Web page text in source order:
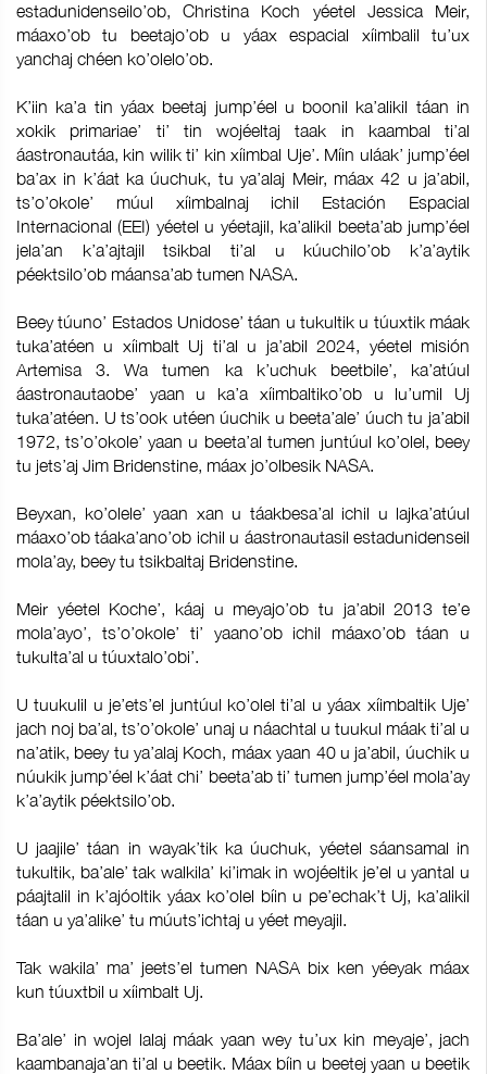
estadunidenseilo’ob, Christina Koch yéetel Jessica Meir,
máaxo’ob tu beetajo’ob u yáax espacial xíimbalil tu’ux
yanchaj chéen ko’olelo’ob.
K’iin ka’a tin yáax beetaj jump’éel u boonil ka’alikil táan in
xokik primariae’ ti’ tin wojéeltaj taak in kaambal ti’al
áastronautáa, kin wilik ti’ kin xíimbal Uje’. Míin uláak’ jump’éel
ba’ax in k’áat ka úuchuk, tu ya’alaj Meir, máax 42 u ja’abil,
ts’o’okole’ múul xíimbalnaj ichil Estación Espacial
Internacional (EEI) yéetel u yéetajil, ka’alikil beeta’ab jump’éel
jela’an k’a’ajtajil tsikbal ti’al u kúuchilo’ob k’a’aytik
péektsilo’ob máansa’ab tumen NASA.
Beey túuno’ Estados Unidose’ táan u tukultik u túuxtik máak
tuka’atéen u xíimbalt Uj ti’al u ja’abil 2024, yéetel misión
Artemisa 3. Wa tumen ka k’uchuk beetbile’, ka’atúul
áastronautaobe’ yaan u ka’a xíimbaltiko’ob u lu’umil Uj
tuka’atéen. U ts’ook utéen úuchik u beeta’ale’ úuch tu ja’abil
1972, ts’o’okole’ yaan u beeta’al tumen juntúul ko’olel, beey
tu jets’aj Jim Bridenstine, máax jo’olbesik NASA.
Beyxan, ko’olele’ yaan xan u táakbesa’al ichil u lajka’atúul
máaxo’ob táaka’ano’ob ichil u áastronautasil estadunidenseil
mola’ay, beey tu tsikbaltaj Bridenstine.
Meir yéetel Koche’, káaj u meyajo’ob tu ja’abil 2013 te’e
mola’ayo’, ts’o’okole’ ti’ yaano’ob ichil máaxo’ob táan u
tukulta’al u túuxtalo’obi’.
U tuukulil u je’ets’el juntúul ko’olel ti’al u yáax xíimbaltik Uje’
jach noj ba’al, ts’o’okole’ unaj u náachtal u tuukul máak ti’al u
na’atik, beey tu ya’alaj Koch, máax yaan 40 u ja’abil, úuchik u
núukik jump’éel k’áat chi’ beeta’ab ti’ tumen jump’éel mola’ay
k’a’aytik péektsilo’ob.
U jaajile’ táan in wayak’tik ka úuchuk, yéetel sáansamal in
tukultik, ba’ale’ tak walkila’ ki’imak in wojéeltik je’el u yantal u
páajtalil in k’ajóoltik yáax ko’olel bíin u pe’echak’t Uj, ka’alikil
táan u ya’alike’ tu múuts’ichtaj u yéet meyajil.
Tak wakila’ ma’ jeets’el tumen NASA bix ken yéeyak máax
kun túuxtbil u xíimbalt Uj.
Ba’ale’ in wojel lalaj máak yaan wey tu’ux kin meyaje’, jach
kaambanaja’an ti’al u beetik. Máax bíin u beetej yaan u beetik